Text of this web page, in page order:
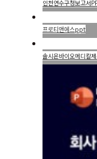
인천연수구청보고서
프로티앤에스ppt
솔시온바이오메디칼